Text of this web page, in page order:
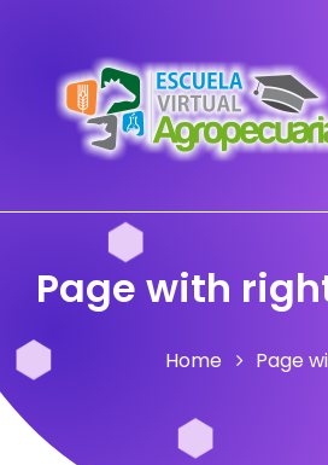
Page with
Home Page